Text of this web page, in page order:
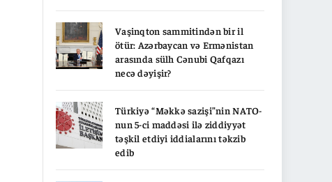
Vaşinqton sammitindən bir il
ötür: Azərbaycan və Ermənistan
arasında sülh Cənubi Qafqazı
necə dəyişir?
Türkiyə “Məkkə sazişi”nin NATO-
nun 5-ci maddəsi ilə ziddiyyət
təşkil etdiyi iddialarını təkzib
edib